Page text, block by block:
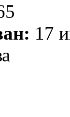
17